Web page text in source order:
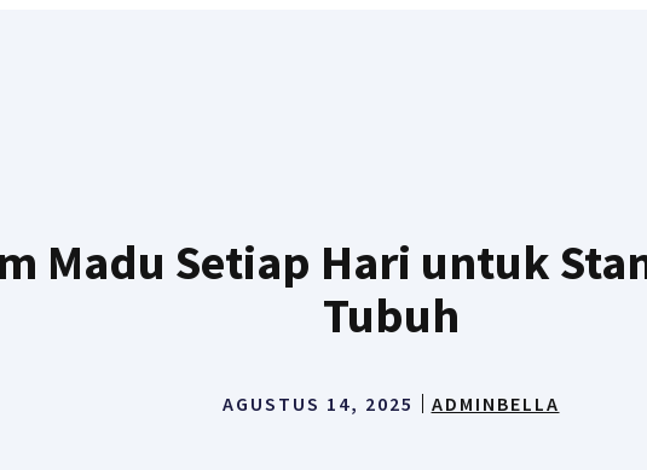
Madu Setiap Hari untuk
Tubuh
AGUSTUS 14, 2025 ADMINBELLA